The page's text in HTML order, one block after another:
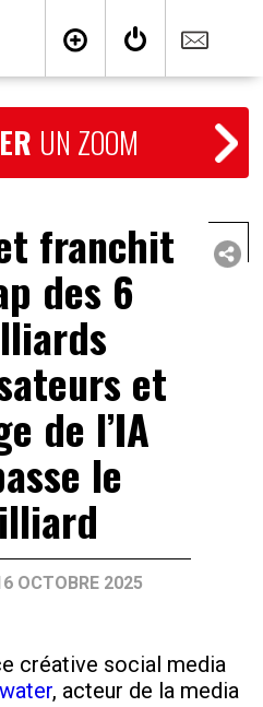
UN ZOOM
franchit
des 6
et
de l’IA
le
OCTOBRE 2025
créative social media
, acteur de la media